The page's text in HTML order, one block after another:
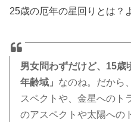
25歳の厄年の星回りとは？
男女問わずだけど、15歳
年齢域」 なのね。だから
スペクトや、金星へのト
のアスペクトや太陽への